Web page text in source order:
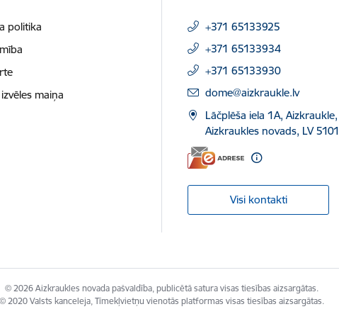
politika
maiņa
+371 65133925
+371 65133934
+371 65133930
E-pasts:
dome@aizkraukle.lv
Lāčplēša iela 1A, Aizkraukle,
Aizkraukles novads, LV 5101
Visi kontakti
© 2026 Aizkraukles novada pašvaldība, publicētā satura visas tiesības aizsargātas.
© 2020 Valsts kanceleja, Tīmekļvietņu vienotās platformas visas tiesības aizsargātas.